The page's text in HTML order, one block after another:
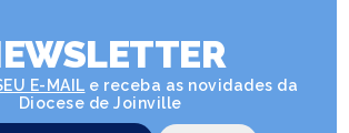
E-MAIL e receba as novidades da
Diocese de Joinville